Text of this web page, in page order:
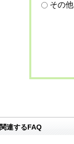
その他
関連するFAQ